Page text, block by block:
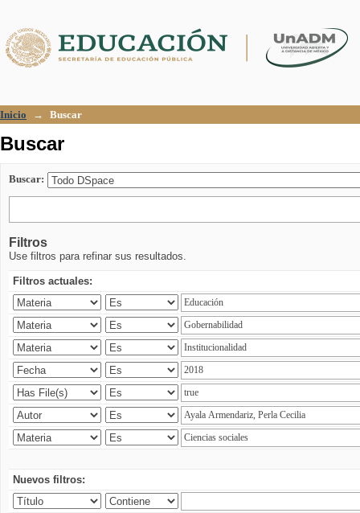
Inicio → Buscar
Buscar
Buscar:
Filtros
Use filtros para refinar sus resultados.
Filtros actuales:
Nuevos filtros: